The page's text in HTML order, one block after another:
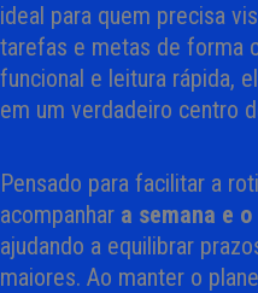
ideal para quem precisa
tarefas e metas de forma
funcional e leitura rápida,
em um verdadeiro centro
Pensado para facilitar a
acompanhar a semana e
ajudando a equilibrar
maiores. Ao manter o